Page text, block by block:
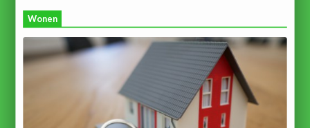
Wonen